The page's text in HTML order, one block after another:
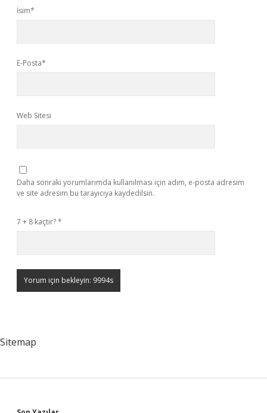
İsim*
E-Posta*
Web Sitesi
Daha sonraki yorumlarımda kullanılması için adım, e-posta adresim
ve site adresim bu tarayıcıya kaydedilsin.
7 + 8 kaçtır?*
Sitemap